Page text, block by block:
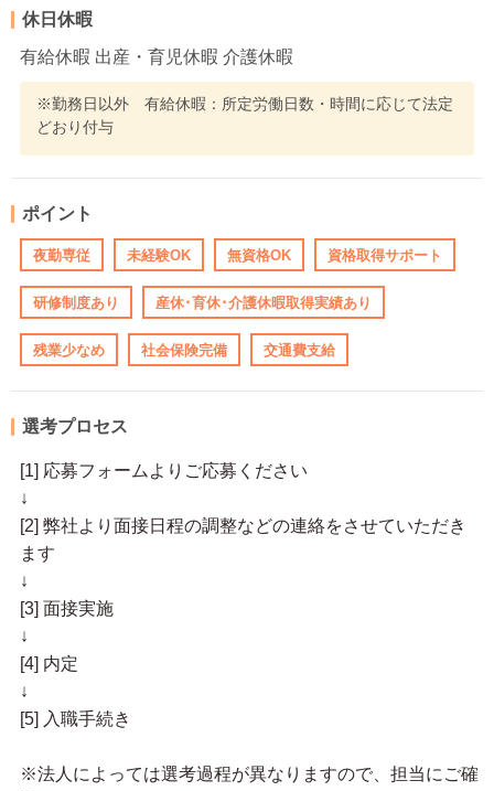
休日休暇
有給休暇 出産・育児休暇 介護休暇
※勤務日以外 有給休暇：所定労働日数・時間に応じて法定
どおり付与
ポイント
夜勤専従 未経験OK 無資格OK 資格取得サポート
研修制度あり 産休･育休･介護休暇取得実績あり
残業少なめ 社会保険完備 交通費支給
選考プロセス
[1] 応募フォームよりご応募ください
↓
[2] 弊社より面接日程の調整などの連絡をさせていただき
ます
↓
[3] 面接実施
↓
[4] 内定
↓
[5] 入職手続き
※法人によっては選考過程が異なりますので、担当にご確